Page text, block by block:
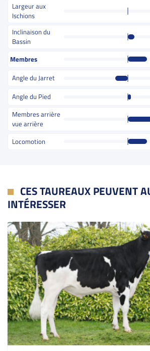
Largeur aux
Ischions
Inclinaison du
Bassin
Membres
Angle du Jarret
Angle du Pied
Membres arrière
vue arrière
Locomotion
CES TAUREAUX PEUVENT
INTÉRESSER